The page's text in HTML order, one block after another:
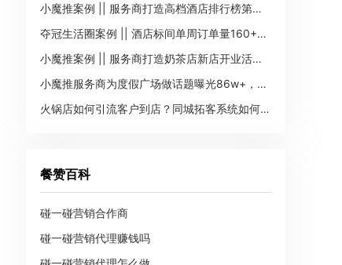
小魔推案例 || 服务商打造高档酒店排行榜第一名
夺冠生活圈案例 || 酒店标间单周订单量160+，GMV3.4w+
小魔推案例 || 服务商打造奶茶店新店开业活动，转化团购400+单
小魔推服务商为度假广场做话题曝光86w+，团购转化200+单
火锅店如何引流客户到店？同城拓客系统如何做到的？
餐赞百科
碰一碰营销合作商
碰一碰营销代理赚钱吗